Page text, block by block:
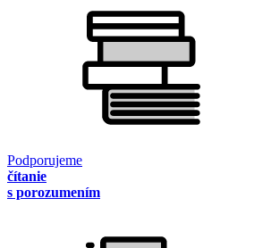
Podporujeme
čítanie
s porozumením